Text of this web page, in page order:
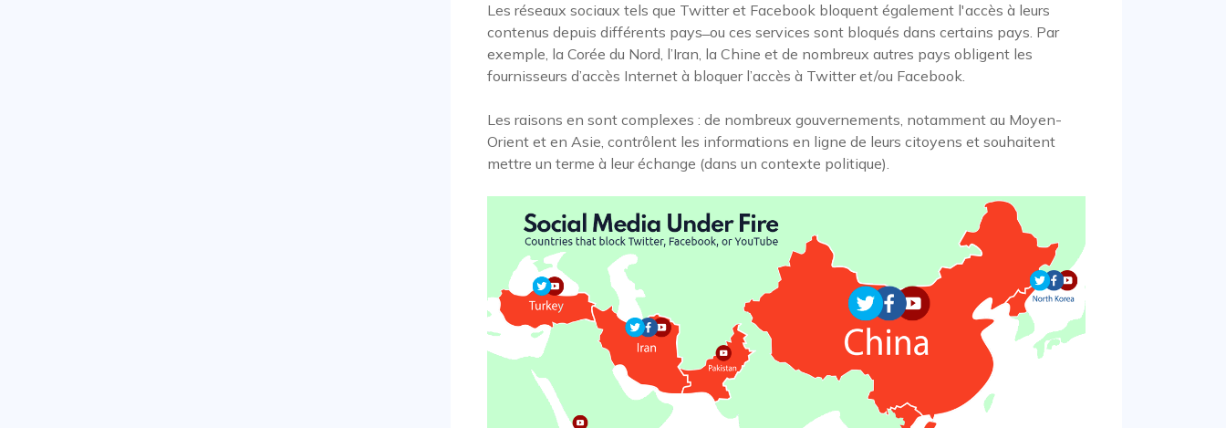
Les réseaux sociaux tels que Twitter et Facebook bloquent également l'accès à leurs
contenus depuis différents pays ̶ ou ces services sont bloqués dans certains pays. Par
exemple, la Corée du Nord, l’Iran, la Chine et de nombreux autres pays obligent les
fournisseurs d’accès Internet à bloquer l’accès à Twitter et/ou Facebook.
Les raisons en sont complexes : de nombreux gouvernements, notamment au Moyen-
Orient et en Asie, contrôlent les informations en ligne de leurs citoyens et souhaitent
mettre un terme à leur échange (dans un contexte politique).